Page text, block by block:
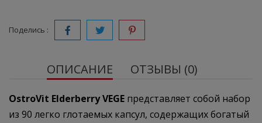
Поделись :
ОПИСАНИЕ ОТЗЫВЫ (0)
OstroVit Elderberry VEGE представляет собой набор
из 90 легко глотаемых капсул, содержащих богатый